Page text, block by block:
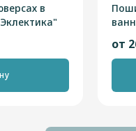
в
от